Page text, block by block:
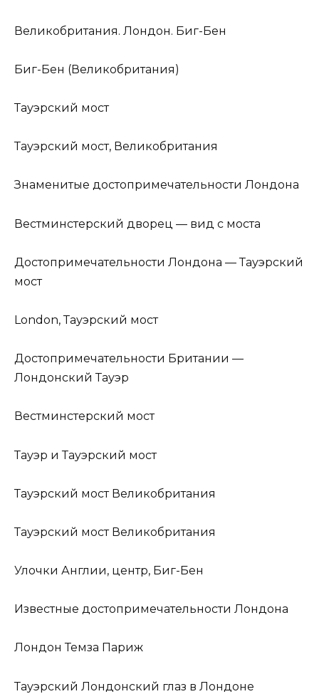
Великобритания. Лондон. Биг-Бен
Биг-Бен (Великобритания)
Тауэрский мост
Тауэрский мост, Великобритания
Знаменитые достопримечательности Лондона
Вестминстерский дворец — вид с моста
Достопримечательности Лондона — Тауэрский
мост
London, Тауэрский мост
Достопримечательности Британии —
Лондонский Тауэр
Вестминстерский мост
Тауэр и Тауэрский мост
Тауэрский мост Великобритания
Тауэрский мост Великобритания
Улочки Англии, центр, Биг-Бен
Известные достопримечательности Лондона
Лондон Темза Париж
Тауэрский Лондонский глаз в Лондоне